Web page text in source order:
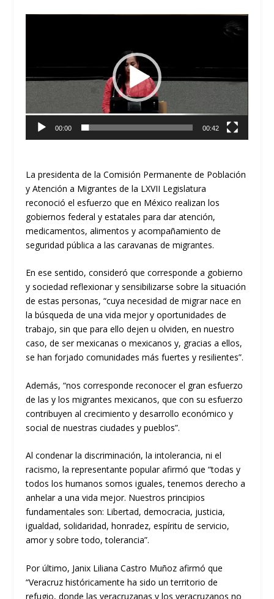
00:00 00:42
La presidenta de la Comisión Permanente de Población
y Atención a Migrantes de la LXVII Legislatura
reconoció el esfuerzo que en México realizan los
gobiernos federal y estatales para dar atención,
medicamentos, alimentos y acompañamiento de
seguridad pública a las caravanas de migrantes.
En ese sentido, consideró que corresponde a gobierno
y sociedad reflexionar y sensibilizarse sobre la situación
de estas personas, “cuya necesidad de migrar nace en
la búsqueda de una vida mejor y oportunidades de
trabajo, sin que para ello dejen u olviden, en nuestro
caso, de ser mexicanas o mexicanos y, gracias a ellos,
se han forjado comunidades más fuertes y resilientes”.
Además, “nos corresponde reconocer el gran esfuerzo
de las y los migrantes mexicanos, que con su esfuerzo
contribuyen al crecimiento y desarrollo económico y
social de nuestras ciudades y pueblos”.
Al condenar la discriminación, la intolerancia, ni el
racismo, la representante popular afirmó que “todas y
todos los humanos somos iguales, tenemos derecho a
anhelar a una vida mejor. Nuestros principios
fundamentales son: Libertad, democracia, justicia,
igualdad, solidaridad, honradez, espíritu de servicio,
amor y sobre todo, tolerancia”.
Por último, Janix Liliana Castro Muñoz afirmó que
“Veracruz históricamente ha sido un territorio de
refugio, donde las veracruzanas y los veracruzanos no